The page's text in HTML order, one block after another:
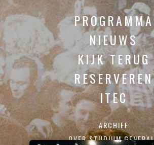
PROGRAMMA
NIEUWS
KIJK TERUG
RESERVEREN
ITEC
ARCHIEF
OVER STUDIUM